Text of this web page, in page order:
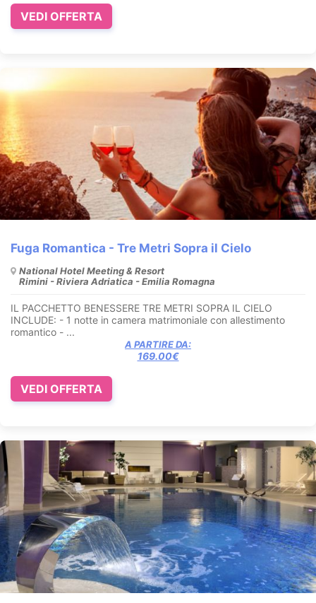
VEDI OFFERTA
Fuga Romantica - Tre Metri Sopra il Cielo
National Hotel Meeting & Resort
Rimini - Riviera Adriatica - Emilia Romagna
IL PACCHETTO BENESSERE TRE METRI SOPRA IL CIELO
INCLUDE: - 1 notte in camera matrimoniale con allestimento
romantico - ...
A PARTIRE DA:
169.00€
VEDI OFFERTA